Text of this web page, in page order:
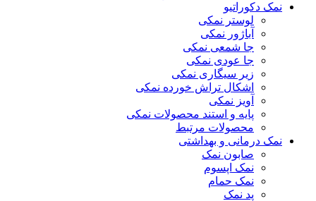
نمک دکوراتیو
لوستر نمکی
آباژور نمکی
جا شمعی نمکی
جا عودی نمکی
زیر سیگاری نمکی
اشکال تراش خورده نمکی
آویز نمکی
پایه و استند محصولات نمکی
محصولات مرتبط
نمک درمانی و بهداشتی
صابون نمک
نمک اپسوم
نمک حمام
پد نمک